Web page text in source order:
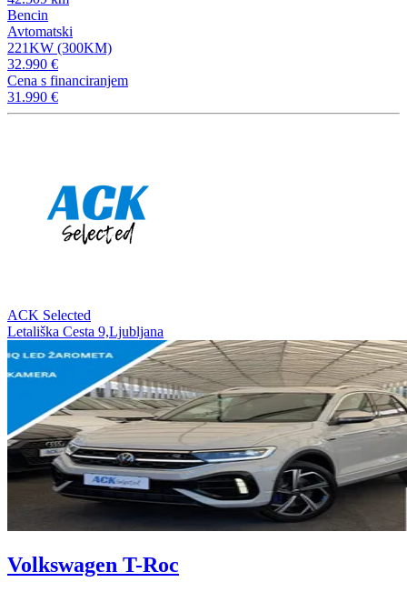
Bencin
Avtomatski
221KW (300KM)
32.990 €
Cena s financiranjem
31.990 €
ACK Selected
Letališka Cesta 9,Ljubljana
Volkswagen T-Roc